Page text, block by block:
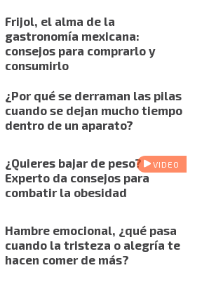
Frijol, el alma de la
gastronomía mexicana:
consejos para comprarlo y
consumirlo
¿Por qué se derraman las pilas
cuando se dejan mucho tiempo
dentro de un aparato?
VIDEO
¿Quieres bajar de peso?
Experto da consejos para
combatir la obesidad
Hambre emocional, ¿qué pasa
cuando la tristeza o alegría te
hacen comer de más?